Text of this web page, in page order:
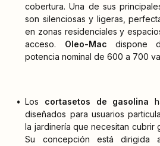
cobertura. Una de sus
son silenciosas y ligeras,
en zonas residenciales y
acceso. Oleo-Mac dispone
potencia nominal de 600 a 700
Los cortasetos de gasolina
diseñados para usuarios
la jardinería que necesitan cubrir
Su concepción está